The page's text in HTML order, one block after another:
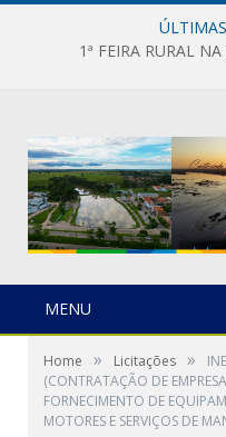
1ª FEIRA RURAL
MENU
Home » Licitações »
(CONTRATAÇÃO DE
FORNECIMENTO DE
MOTORES E SERVIÇOS DE